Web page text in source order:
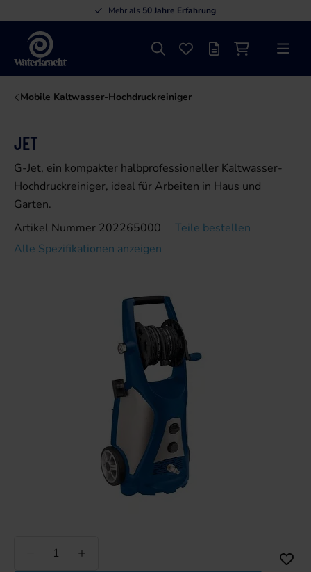
Mehr als 50 Jahre Erfahrung
Waterkracht
SucheFavoritenAngebotslisteMenü
Mobile Kaltwasser-Hochdruckreiniger
JET
G-Jet, ein kompakter halbprofessioneller Kaltwasser-
Hochdruckreiniger, ideal für Arbeiten in Haus und
Garten.
Artikel Nummer 202265000
Teile bestellen
Alle Spezifikationen anzeigen
Weniger